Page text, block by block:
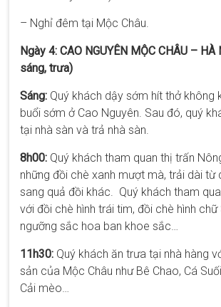
– Nghỉ đêm tại Mộc Châu.
Ngày 4: CAO NGUYÊN MỘC CHÂU –
sáng, trưa)
Sáng: Quý khách dậy sớm hít thở không
buổi sớm ở Cao Nguyên. Sau đó, quý
tại nhà sàn và trả nhà sàn.
8h00: Quý khách tham quan thị trấn
những đồi chè xanh mượt mà, trải dài từ
sang quả đồi khác. Quý khách tham
với đồi chè hình trái tim, đồi chè hình chữ
ngưỡng sắc hoa ban khoe sắc…
11h30: Quý khách ăn trưa tại nhà hàng
sản của Mộc Châu như Bê Chao, Cá
Cải mèo…